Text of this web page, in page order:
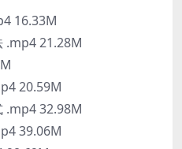
16.33M
.mp4 21.28M
20.59M
.mp4 32.98M
39.06M